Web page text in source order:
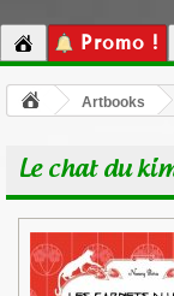
Promo !
Artbooks
Le chat du